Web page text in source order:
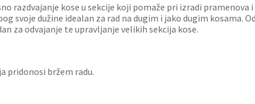
razdvajanje kose u sekcije koji pomaže pri izradi pramenova i
svoje dužine idealan za rad na dugim i jako dugim kosama.
za odvajanje te upravljanje velikih sekcija kose.
pridonosi bržem radu.